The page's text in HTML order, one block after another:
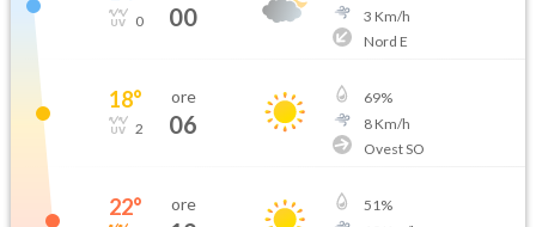
0 00
3 Km/h
Nord E
18°
2
ore
06
69%
8Km/h
Ovest SO
22° ore 51%